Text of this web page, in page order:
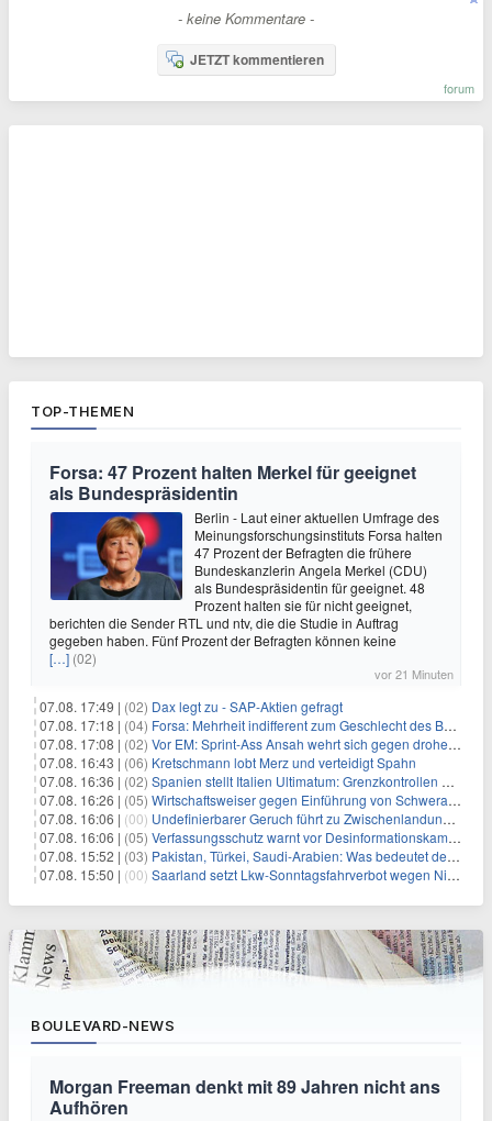
- keine Kommentare -
JETZT kommentieren
forum
TOP-THEMEN
Forsa: 47 Prozent halten Merkel für geeignet
als Bundespräsidentin
Berlin - Laut einer aktuellen Umfrage des
Meinungsforschungsinstituts Forsa halten
47 Prozent der Befragten die frühere
Bundeskanzlerin Angela Merkel (CDU)
als Bundespräsidentin für geeignet. 48
Prozent halten sie für nicht geeignet,
berichten die Sender RTL und ntv, die die Studie in Auftrag
gegeben haben. Fünf Prozent der Befragten können keine
[…] (02)
vor 21 Minuten
07.08. 17:49 | (02) Dax legt zu - SAP-Aktien gefragt
07.08. 17:18 | (04) Forsa: Mehrheit indifferent zum Geschlecht des Bundespräsidenten
07.08. 17:08 | (02) Vor EM: Sprint-Ass Ansah wehrt sich gegen drohende Sperre
07.08. 16:43 | (06) Kretschmann lobt Merz und verteidigt Spahn
07.08. 16:36 | (02) Spanien stellt Italien Ultimatum: Grenzkontrollen beenden
07.08. 16:26 | (05) Wirtschaftsweiser gegen Einführung von Schwerarbeiter-Rente
07.08. 16:06 | (00) Undefinierbarer Geruch führt zu Zwischenlandung von Flieger
07.08. 16:06 | (05) Verfassungsschutz warnt vor Desinformationskampagne gegen Merz
07.08. 15:52 | (03) Pakistan, Türkei, Saudi-Arabien: Was bedeutet der neue Pakt?
07.08. 15:50 | (00) Saarland setzt Lkw-Sonntagsfahrverbot wegen Niedrigwasser aus
BOULEVARD-NEWS
Morgan Freeman denkt mit 89 Jahren nicht ans
Aufhören